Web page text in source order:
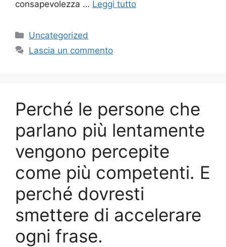
consapevolezza … Leggi tutto
Categorie
Uncategorized
Lascia un commento
Perché le persone che
parlano più lentamente
vengono percepite
come più competenti. E
perché dovresti
smettere di accelerare
ogni frase.